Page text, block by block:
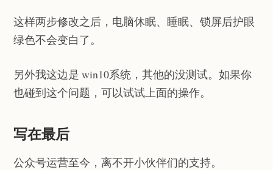
这样两步修改之后，电脑休眠、睡眠、锁屏后护眼
绿色不会变白了。
另外我这边是 win10系统，其他的没测试。如果你
也碰到这个问题，可以试试上面的操作。
写在最后
公众号运营至今，离不开小伙伴们的支持。